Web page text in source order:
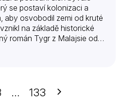
se postaví kolonizaci a
aby osvobodil zemi od kruté
na základě historické
román Tygr z Malajsie od
velký ohlas u čtenářů.
roce 1976 téměř celou
v podání Kabira Bediho,
vztahem s Mariannou na
… 133 Další